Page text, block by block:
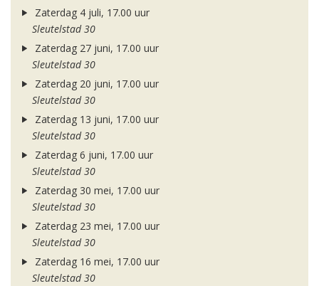
Zaterdag 4 juli, 17.00 uur
Sleutelstad 30
Zaterdag 27 juni, 17.00 uur
Sleutelstad 30
Zaterdag 20 juni, 17.00 uur
Sleutelstad 30
Zaterdag 13 juni, 17.00 uur
Sleutelstad 30
Zaterdag 6 juni, 17.00 uur
Sleutelstad 30
Zaterdag 30 mei, 17.00 uur
Sleutelstad 30
Zaterdag 23 mei, 17.00 uur
Sleutelstad 30
Zaterdag 16 mei, 17.00 uur
Sleutelstad 30